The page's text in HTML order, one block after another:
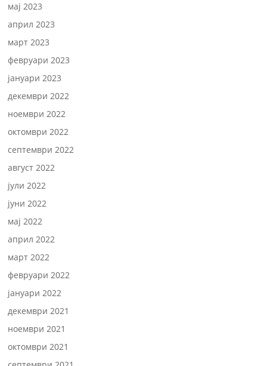
мај 2023
април 2023
март 2023
февруари 2023
јануари 2023
декември 2022
ноември 2022
октомври 2022
септември 2022
август 2022
јули 2022
јуни 2022
мај 2022
април 2022
март 2022
февруари 2022
јануари 2022
декември 2021
ноември 2021
октомври 2021